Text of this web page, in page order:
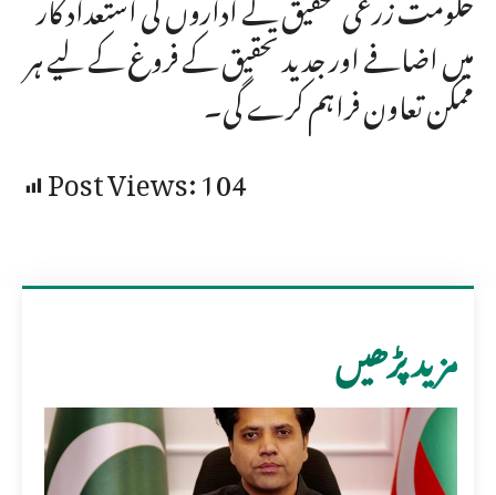
میں اضافے اور جدید تحقیق کے فروغ کے لیے ہر
ممکن تعاون فراہم کرے گی۔
Post Views:104
مزید پڑھیں